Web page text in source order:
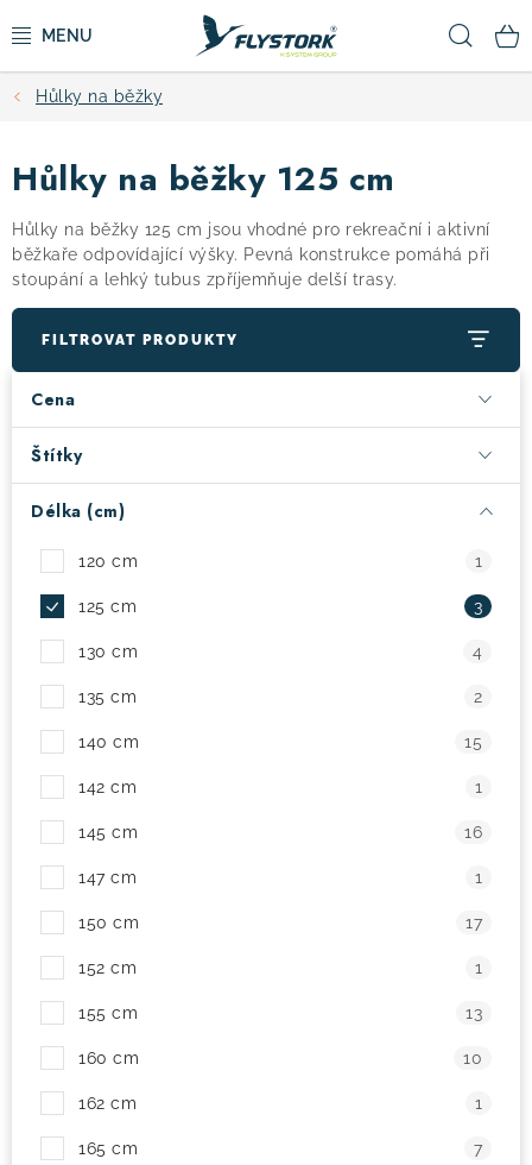
na
CYKLISTIKA
ZIMNÍ SPORTY
KOLOBĚŽKY
OBLEČENÍ A BOTY
DOPLŇKY
CAMPING
VÝPRODEJ
Moje objednávka
Testovací centrum
Hůlky na běžky
Hůlky na běžky 125 cm
Hůlky na běžky 125 cm jsou vhodné pro rekreační i aktivní
běžkaře odpovídající výšky. Pevná konstrukce pomáhá při
stoupání a lehký tubus zpříjemňuje delší trasy.
FILTROVAT PRODUKTY
Cena
Štítky
Délka (cm)
120 cm 1
125 cm 3
130 cm 4
135 cm 2
140 cm 15
142 cm 1
145 cm 16
147 cm 1
150 cm 17
152 cm 1
155 cm 13
160 cm 10
162 cm 1
165 cm 7